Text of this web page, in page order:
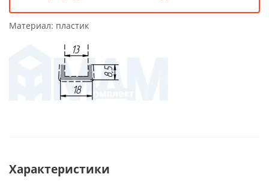
Материал: пластик
Характеристики